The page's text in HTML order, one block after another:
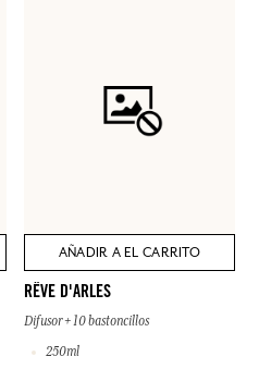
AÑADIR A EL CARRITO
RÊVE D'ARLES
Difusor + 10 bastoncillos
250ml